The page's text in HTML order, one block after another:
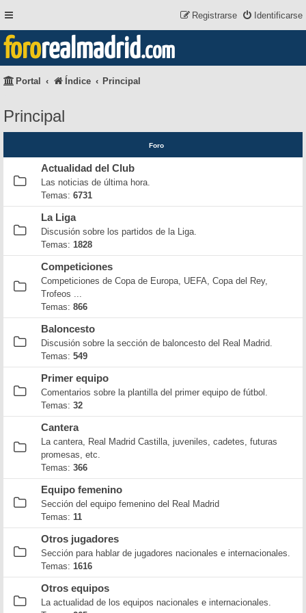
Identificarse
Registrarse
fororealmadrid.com
Portal Índice Principal
Principal
Foro
Actualidad del Club
Las noticias de última hora.
Temas: 6731
La Liga
Discusión sobre los partidos de la Liga.
Temas: 1828
Competiciones
Competiciones de Copa de Europa, UEFA, Copa del Rey,
Trofeos ...
Temas: 866
Baloncesto
Discusión sobre la sección de baloncesto del Real Madrid.
Temas: 549
Primer equipo
Comentarios sobre la plantilla del primer equipo de fútbol.
Temas: 32
Cantera
La cantera, Real Madrid Castilla, juveniles, cadetes, futuras
promesas, etc.
Temas: 366
Equipo femenino
Sección del equipo femenino del Real Madrid
Temas: 11
Otros jugadores
Sección para hablar de jugadores nacionales e internacionales.
Temas: 1616
Otros equipos
La actualidad de los equipos nacionales e internacionales.